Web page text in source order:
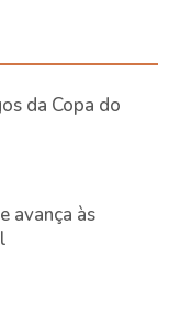
da Copa do
avança às